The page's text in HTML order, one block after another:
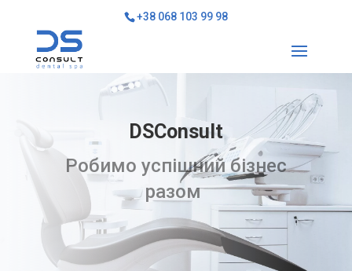
+38 068 103 99 98
DSConsult
Робимо успішний бізнес
разом